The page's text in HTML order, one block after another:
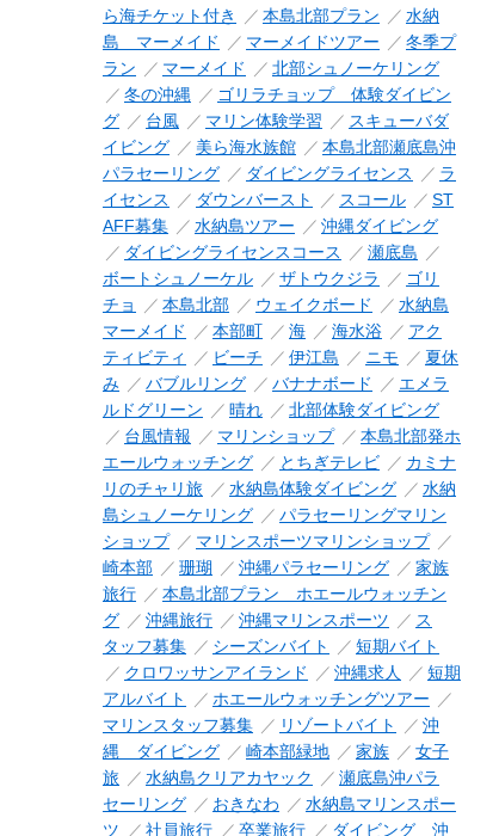
ら海チケット付き
本島北部プラン
水納
島 マーメイド
マーメイドツアー
冬季プ
ラン
マーメイド
北部シュノーケリング
冬の沖縄
ゴリラチョップ 体験ダイビン
グ
台風 マリン体験学習
スキューバダ
イビング
美ら海水族館
本島北部瀬底島沖
パラセーリング
ダイビングライセンス
ラ
イセンス
ダウンバースト スコール
ST
AFF募集
水納島ツアー
沖縄ダイビング
ダイビングライセンスコース
瀬底島
ボートシュノーケル
ザトウクジラ
ゴリ
チョ
本島北部 ウェイクボード
水納島
マーメイド
本部町 海 海水浴
アク
ティビティ
ビーチ 伊江島 ニモ
夏休
み
バブルリング バナナボード
エメラ
ルドグリーン
晴れ
北部体験ダイビング
台風情報
マリンショップ
本島北部発ホ
エールウォッチング
とちぎテレビ
カミナ
リのチャリ旅
水納島体験ダイビング
水納
島シュノーケリング
パラセーリングマリン
ショップ
マリンスポーツマリンショップ
崎本部
珊瑚 沖縄パラセーリング
家族
旅行
本島北部プラン ホエールウォッチン
グ
沖縄旅行 沖縄マリンスポーツ
ス
タッフ募集
シーズンバイト
短期バイト
クロワッサンアイランド
沖縄求人
短期
アルバイト
ホエールウォッチングツアー
マリンスタッフ募集
リゾートバイト
沖
縄 ダイビング
崎本部緑地 家族
女子
旅
水納島クリアカヤック
瀬底島沖パラ
セーリング
おきなわ
水納島マリンスポー
ツ
社員旅行 卒業旅行 ダイビング 沖